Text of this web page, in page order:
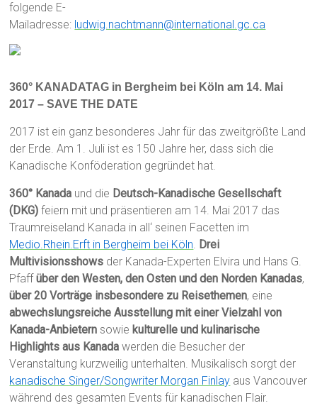
folgende E-
Mailadresse: ludwig.nachtmann@international.gc.ca
360° KANADATAG in Bergheim bei Köln am 14. Mai
2017 – SAVE THE DATE
2017 ist ein ganz besonderes Jahr für das zweitgrößte Land
der Erde. Am 1. Juli ist es 150 Jahre her, dass sich die
Kanadische Konföderation gegründet hat.
360° Kanada und die Deutsch-Kanadische Gesellschaft
(DKG) feiern mit und präsentieren am 14. Mai 2017 das
Traumreiseland Kanada in all‘ seinen Facetten im
Medio.Rhein.Erft in Bergheim bei Köln. Drei
Multivisionsshows der Kanada-Experten Elvira und Hans G.
Pfaffüber den Westen, den Osten und den Norden Kanadas,
über 20 Vorträge insbesondere zu Reisethemen, eine
abwechslungsreiche Ausstellung mit einer Vielzahl von
Kanada-Anbietern sowie kulturelle und kulinarische
Highlights aus Kanada werden die Besucher der
Veranstaltung kurzweilig unterhalten. Musikalisch sorgt der
kanadische Singer/Songwriter Morgan Finlay aus Vancouver
während des gesamten Events für kanadischen Flair.